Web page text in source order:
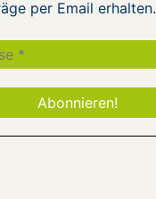
per Email erhalten.